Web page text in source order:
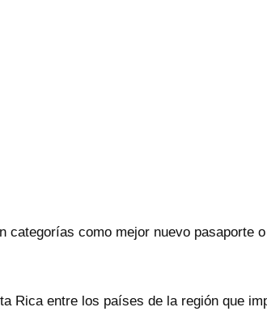
como mejor nuevo
Rica entre los países de la región que